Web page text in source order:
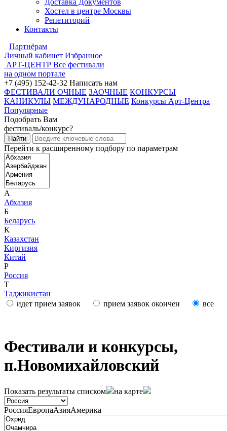
Доставка Документов
Хостел в центре Москвы
Репетиторий
Контакты
Партнёрам
Личный кабинет Избранное
АРТ-ЦЕНТР Все фестивали
на одном портале
+7 (495) 152-42-32 Написать нам
ФЕСТИВАЛИ ОЧНЫЕ ЗАОЧНЫЕ КОНКУРСЫ
КАНИКУЛЫ МЕЖДУНАРОДНЫЕ Конкурсы Арт-Центра
Популярные
Подобрать Вам
фестиваль/конкурс?
Перейти к расширенному подбору по параметрам
А
Абхазия
Б
Беларусь
К
Казахстан
Киргизия
Китай
Р
Россия
Т
Таджикистан
идет прием заявок
прием заявок окончен все
Фестивали и конкурсы,
п.Новомихайловский
Показать результаты списком на карте
РоссияЕвропаАзияАмерика